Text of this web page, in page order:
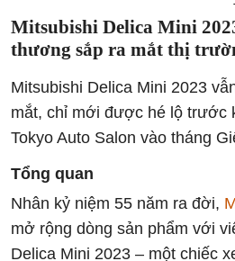
Mitsubishi Delica Mini
thương sắp ra mắt thị
Mitsubishi Delica Mini 2023
mắt, chỉ mới được hé lộ trước
Tokyo Auto Salon vào tháng
Tổng quan
Nhân kỷ niệm 55 năm ra đời,
mở rộng dòng sản phẩm với
Delica Mini 2023 – một chiếc